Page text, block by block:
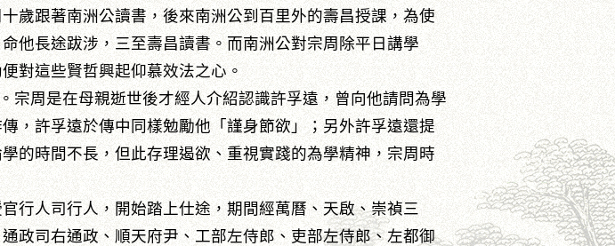
歲跟著南洲公讀書，後來南洲公到百里外的壽昌授課，為使
他長途跋涉，三至壽昌讀書。而南洲公對宗周除平日講學
對這些賢哲興起仰慕效法之心。
周是在母親逝世後才經人介紹認識許孚遠，曾向他請問為學
，許孚遠於傳中同樣勉勵他「謹身節欲」；另外許孚遠還提
的時間不長，但此存理遏欲、重視實踐的為學精神，宗周時
人司行人，開始踏上仕途，期間經萬曆、天啟、崇禎三
政司右通政、順天府尹、工部左侍郎、吏部左侍郎、左都御